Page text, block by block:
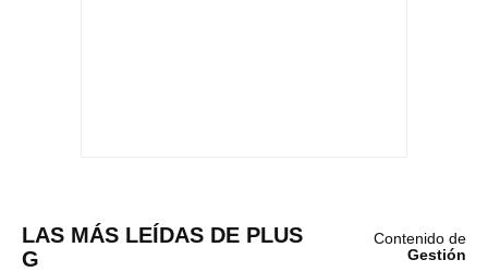
LAS MÁS LEÍDAS DE PLUS
G
Contenido de
Gestión